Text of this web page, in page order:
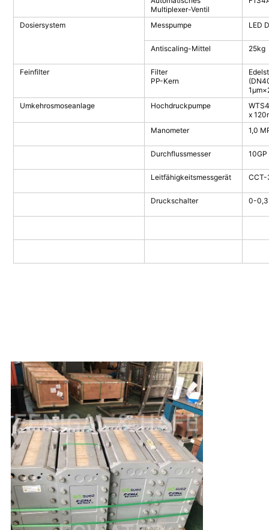
Multiplexer-Ventil
Dosiersystem Messpumpe LED
Antiscaling-Mittel 25kg
Feinfilter
Filter
PP-Kern
Umkehrosmoseanlage
Hochdruckpumpe
x
Manometer
1,0
Durchflussmesser 10GP
Leitfähigkeitsmessgerät
Druckschalter 0-0,3